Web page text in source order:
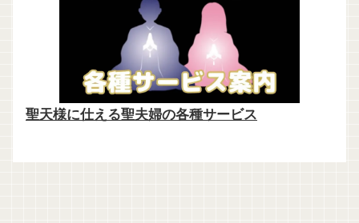
聖天様に仕える聖夫婦の各種サービス